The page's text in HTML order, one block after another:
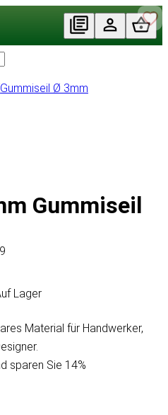
Gummiseil Ø 3mm
Gummiseil
Lager
Material für Handwerker,
sparen Sie 14%